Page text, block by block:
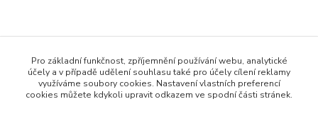
Zboží zařazeno v kategoriích
Komody
Pro základní funkčnost, zpříjemnění používání webu, analytické
účely a v případě udělení souhlasu také pro účely cílení reklamy
využíváme soubory cookies. Nastavení vlastních preferencí
cookies můžete kdykoli upravit odkazem ve spodní části stránek.